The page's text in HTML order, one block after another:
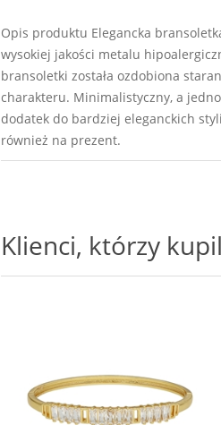
Opis produktu Elegancka
wysokiej jakości metalu
bransoletki została ozdobiona
charakteru. Minimalistyczny, a
dodatek do bardziej eleganckich
również na prezent.
Klienci, którzy